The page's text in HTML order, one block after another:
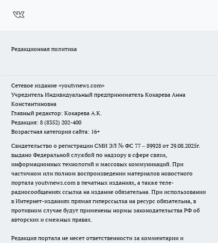
Редакционная политика
Сетевое издание «youtvnews.com»
Учредитель Индивидуальный предприниматель Кокарева Анна
Константиновна
Главный редактор: Кокарева А.К.
Редакция: 8 (8352) 202-400
Возрастная категория сайта: 16+
Свидетельство о регистрации СМИ ЭЛ № ФС 77 – 89928 от 29.08.2025г.
выдано Федеральной службой по надзору в сфере связи,
информационных технологий и массовых коммуникаций. При
частичном или полном воспроизведении материалов новостного
портала youtvnews.com в печатных изданиях, а также теле-
радиосообщениях ссылка на издание обязательна. При использовании
в Интернет-изданиях прямая гиперссылка на ресурс обязательна, в
противном случае будут применены нормы законодательства РФ об
авторских и смежных правах.
Редакция портала не несет ответственности за комментарии и